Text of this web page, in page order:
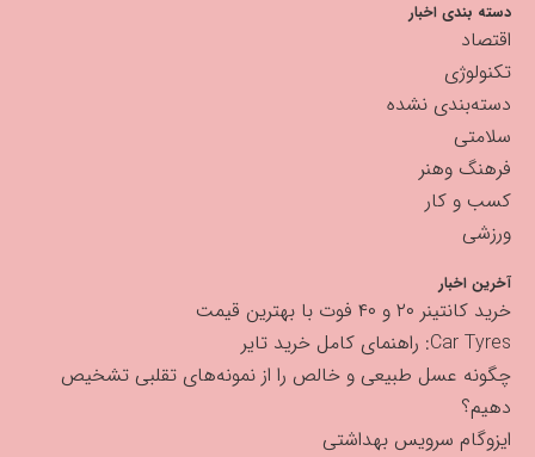
دسته بندی اخبار
اقتصاد
تکنولوژی
دسته‌بندی نشده
سلامتی
فرهنگ وهنر
کسب و کار
ورزشی
آخرین اخبار
خرید کانتینر ۲۰ و ۴۰ فوت با بهترین قیمت
Car Tyres: راهنمای کامل خرید تایر
چگونه عسل طبیعی و خالص را از نمونه‌های تقلبی تشخیص
دهیم؟
ایزوگام سرویس بهداشتی